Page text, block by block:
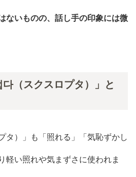
ないものの、話し手の印象には微
（スクスロプタ）」と
タ）」も「照れる」「気恥ずかし
軽い照れや気まずさに使われま